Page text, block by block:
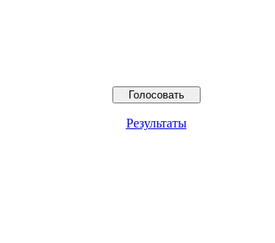
Результаты